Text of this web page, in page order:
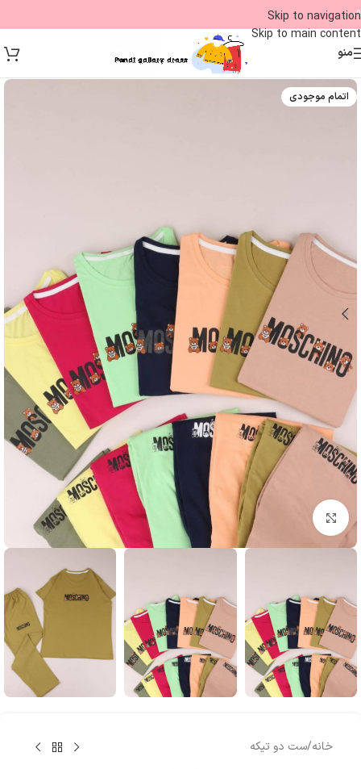
Skip to navigation
Skip to main content
09
منو
اتمام موجودی
بزرگنمایی تصویر
خانه/ست دو تیکه